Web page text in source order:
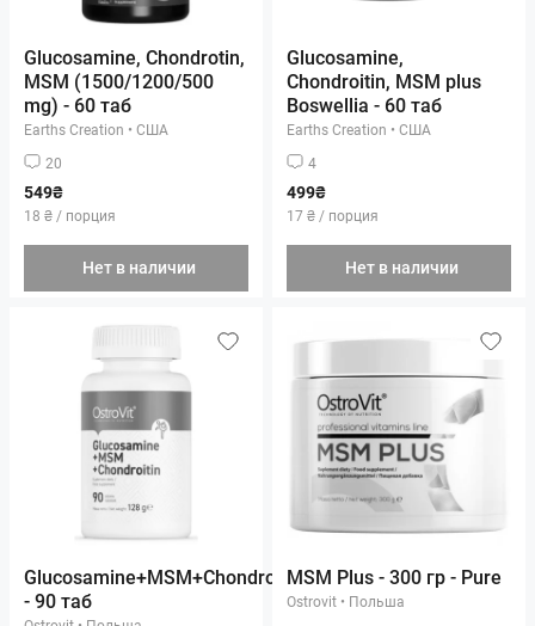
Glucosamine, Chondrotin,
MSM (1500/1200/500
mg) - 60 таб
Earths Creation • США
20
549₴
18 ₴ / порция
Нет в наличии
Glucosamine,
Chondroitin, MSM plus
Boswellia - 60 таб
Earths Creation • США
4
499₴
17 ₴ / порция
Нет в наличии
Glucosamine+MSM+Chondroitin
- 90 таб
MSM Plus - 300 гр - Pure
Ostrovit • Польша